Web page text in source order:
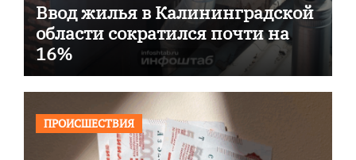
Ввод жилья в Калининградской
области сократился почти на
16%
ПРОИСШЕСТВИЯ